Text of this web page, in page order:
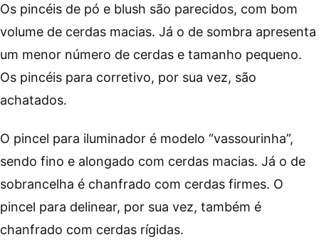
Os pincéis de pó e blush são parecidos, com bom
volume de cerdas macias. Já o de sombra apresenta
um menor número de cerdas e tamanho pequeno.
Os pincéis para corretivo, por sua vez, são
achatados.
O pincel para iluminador é modelo “vassourinha”,
sendo fino e alongado com cerdas macias. Já o de
sobrancelha é chanfrado com cerdas firmes. O
pincel para delinear, por sua vez, também é
chanfrado com cerdas rígidas.